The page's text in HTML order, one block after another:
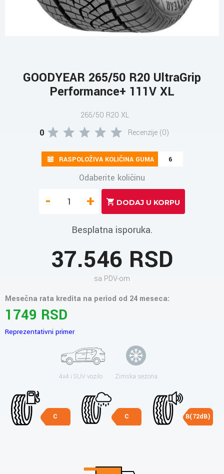
GOODYEAR 265/50 R20 UltraGrip
Performance+ 111V XL
265/50 R20 XL
0 Recenzije (0)
RASPOLOŽIVA KOLIČINA GUMA 6
Odaberite količinu
- +
Besplatna isporuka.
37.546 RSD
sa PDV-om
Mesečna rata kredita na period od 24 meseca:
1749 RSD
Reprezentativni primer
4x4 i SUV vozilo Zimska sezona
C C B(72dB)